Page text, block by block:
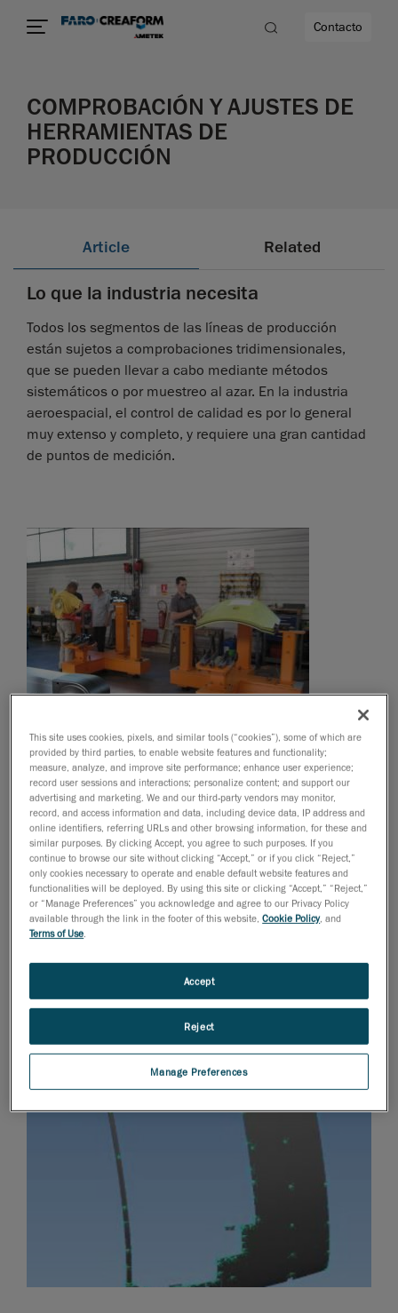
Contacto
COMPROBACIÓN Y AJUSTES DE
HERRAMIENTAS DE
PRODUCCIÓN
Article Related
Lo que la industria necesita
Todos los segmentos de las líneas de producción
están sujetos a comprobaciones tridimensionales,
que se pueden llevar a cabo mediante métodos
sistemáticos o por muestreo al azar. En la industria
aeroespacial, el control de calidad es por lo general
muy extenso y completo, y requiere una gran cantidad
de puntos de medición.
This site uses cookies, pixels, and similar tools (“cookies”), some of which are
provided by third parties, to enable website features and functionality;
measure, analyze, and improve site performance; enhance user experience;
record user sessions and interactions; personalize content; and support our
advertising and marketing. We and our third-party vendors may monitor,
record, and access information and data, including device data, IP address and
online identifiers, referring URLs and other browsing information, for these and
similar purposes. By clicking Accept, you agree to such purposes. If you
continue to browse our site without clicking “Accept,” or if you click “Reject,”
only cookies necessary to operate and enable default website features and
functionalities will be deployed. By using this site or clicking “Accept,” “Reject,”
or “Manage Preferences” you acknowledge and agree to our Privacy Policy
available through the link in the footer of this website,Cookie Policy, and
Terms of Use
Manage Preferences
Reject
Accept